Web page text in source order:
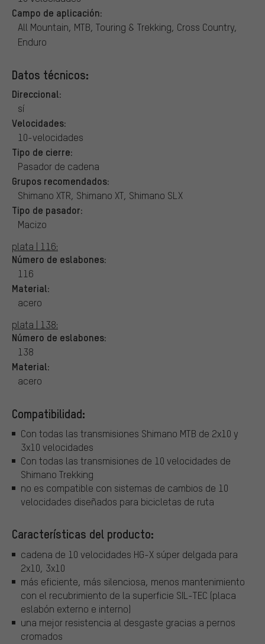
Campo de aplicación:
All Mountain, MTB, Touring & Trekking, Cross Country,
Enduro
Datos técnicos:
Direccional:
sí
Velocidades:
10-velocidades
Tipo de cierre:
Pasador de cadena
Grupos recomendados:
Shimano XTR, Shimano XT, Shimano SLX
Tipo de pasador:
Macizo
plata | 116:
Número de eslabones:
116
Material:
acero
plata | 138:
Número de eslabones:
138
Material:
acero
Compatibilidad:
Con todas las transmisiones Shimano MTB de 2x10 y
3x10 velocidades
Con todas las transmisiones de 10 velocidades de
Shimano Trekking
no es compatible con sistemas de cambios de 10
velocidades diseñados para bicicletas de ruta
Características del producto:
cadena de 10 velocidades HG-X súper delgada para
2x10, 3x10
más eficiente, más silenciosa, menos mantenimiento
con el recubrimiento de la superficie SIL-TEC (placa
eslabón externo e interno)
una mejor resistencia al desgaste gracias a pernos
cromados